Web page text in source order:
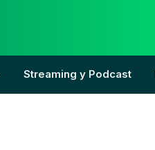
Streaming y Podcast